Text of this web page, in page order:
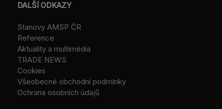
DALŠÍ ODKAZY
Stanovy AMSP ČR
Reference
Aktuality a multimédia
TRADE NEWS
Cookies
Všeobecné obchodní podmínky
Ochrana osobních údajů